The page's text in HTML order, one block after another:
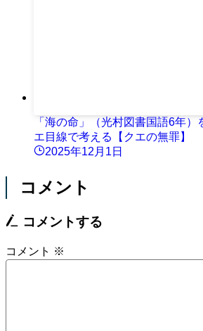
「海の命」（光村図書国語6年
エ目線で考える【クエの無罪】
2025年12月1日
コメント
コメントする
コメント ※